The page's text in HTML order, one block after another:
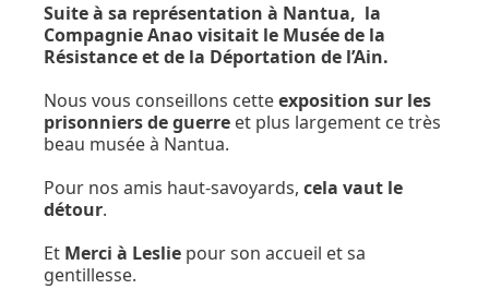
Suite à sa représentation à Nantua, la
Compagnie Anao visitait le Musée de la
Résistance et de la Déportation de l’Ain.
Nous vous conseillons cetteexposition sur les
prisonniers de guerre et plus largement ce très
beau musée à Nantua.
Pour nos amis haut-savoyards, cela vaut le
détour.
Et Merci à Leslie pour son accueil et sa
gentillesse.